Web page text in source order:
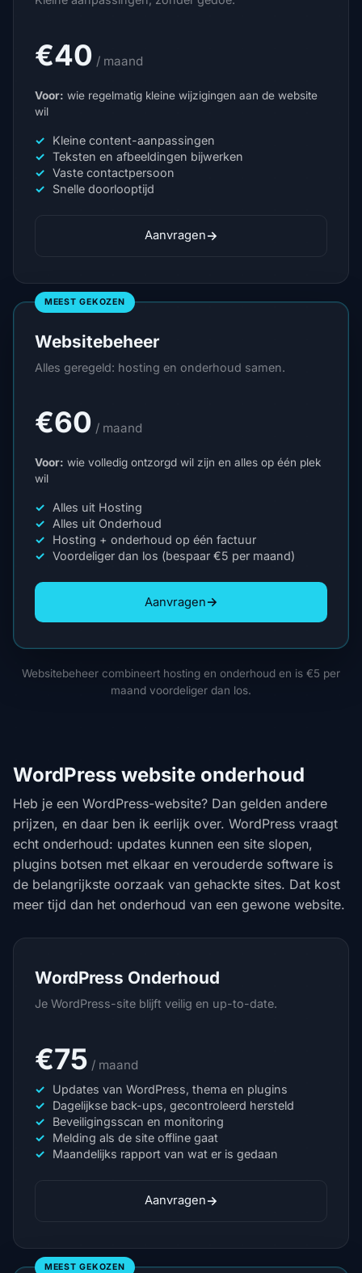
€40 / maand
Voor: wie regelmatig kleine wijzigingen aan de website
wil
Kleine content-aanpassingen
Teksten en afbeeldingen bijwerken
Vaste contactpersoon
Snelle doorlooptijd
Aanvragen→
MEEST GEKOZEN
Websitebeheer
Alles geregeld: hosting en onderhoud samen.
€60 / maand
Voor: wie volledig ontzorgd wil zijn en alles op één plek
wil
Alles uit Hosting
Alles uit Onderhoud
Hosting + onderhoud op één factuur
Voordeliger dan los (bespaar €5 per maand)
Aanvragen→
Websitebeheer combineert hosting en onderhoud en is €5 per
maand voordeliger dan los.
WordPress website onderhoud
Heb je een WordPress-website? Dan gelden andere
prijzen, en daar ben ik eerlijk over. WordPress vraagt
echt onderhoud: updates kunnen een site slopen,
plugins botsen met elkaar en verouderde software is
de belangrijkste oorzaak van gehackte sites. Dat kost
meer tijd dan het onderhoud van een gewone website.
WordPress Onderhoud
Je WordPress-site blijft veilig en up-to-date.
€75 / maand
Updates van WordPress, thema en plugins
Dagelijkse back-ups, gecontroleerd hersteld
Beveiligingsscan en monitoring
Melding als de site offline gaat
Maandelijks rapport van wat er is gedaan
Aanvragen→
MEEST GEKOZEN